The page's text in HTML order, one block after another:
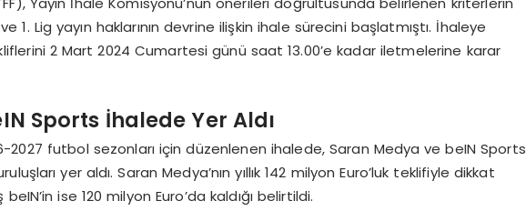
1. Lig yayın haklarının devrine ilişkin ihale sürecini başlatmıştı. İhaleye
2 Mart 2024 Cumartesi günü saat 13.00’e kadar iletmelerine karar
Sports İhalede Yer Aldı
2027 futbol sezonları için düzenlenen ihalede, Saran Medya ve beIN Sports
yer aldı. Saran Medya’nın yıllık 142 milyon Euro’luk teklifiyle dikkat
ise 120 milyon Euro’da kaldığı belirtildi.